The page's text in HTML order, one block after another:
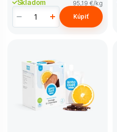
Skladom 95,19 €/kg
Kúpiť